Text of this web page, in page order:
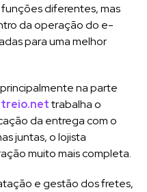
diferentes, mas
da operação do e-
para uma melhor
na parte
trabalha o
da entrega com o
juntas, o lojista
muito mais completa.
e gestão dos fretes,